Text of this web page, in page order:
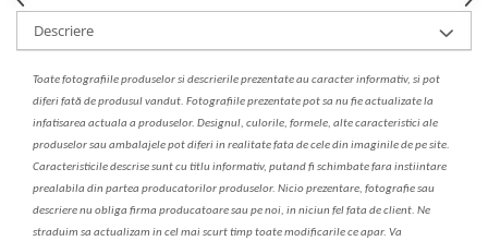
Descriere
Toate fotografiile produselorsidescrierileprezentate au caracter informativ, si pot
diferi fată de produsul vandut. Fotografiile prezentate pot sa nu fie actualizate la
infatisarea actuala a produselor. Designul, culorile, formele, alte caracteristici ale
produselor sau ambalajele pot diferi in realitate fata de cele din imaginile de pe site.
Caracteristicile descrise sunt cu titlu informativ, putand fi schimbate fara instiintare
prealabila din partea producatorilor produselor. Nicio prezentare, fotografie sau
descriere nu obliga firma producatoare sau pe noi, in niciun fel fata de client. Ne
straduim sa actualizam in cel mai scurt timp toate modificarile ce apar. Va